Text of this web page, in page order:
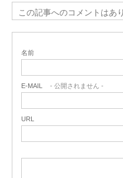
この記事へのコメントはあ
名前
E-MAIL - 公開されません -
URL